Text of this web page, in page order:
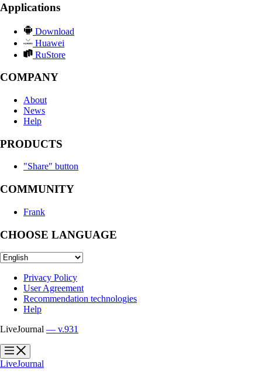
Applications
Download
Huawei
RuStore
COMPANY
About
News
Help
PRODUCTS
"Share" button
COMMUNITY
Frank
CHOOSE LANGUAGE
Privacy Policy
User Agreement
Recommendation technologies
Help
LiveJournal — v.931
?
?
LiveJournal